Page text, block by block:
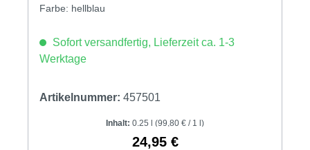
Farbe: hellblau
Sofort versandfertig, Lieferzeit ca. 1-3
Werktage
Artikelnummer: 457501
Inhalt: 0.25 l (99,80 € / 1 l)
Regulärer Preis:
24,95 €